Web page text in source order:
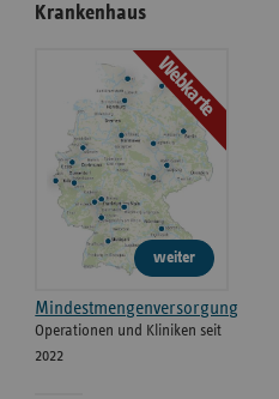
Krankenhaus
Webkarte
weiter
Mindestmengenversorgung
Operationen und Kliniken seit
2022